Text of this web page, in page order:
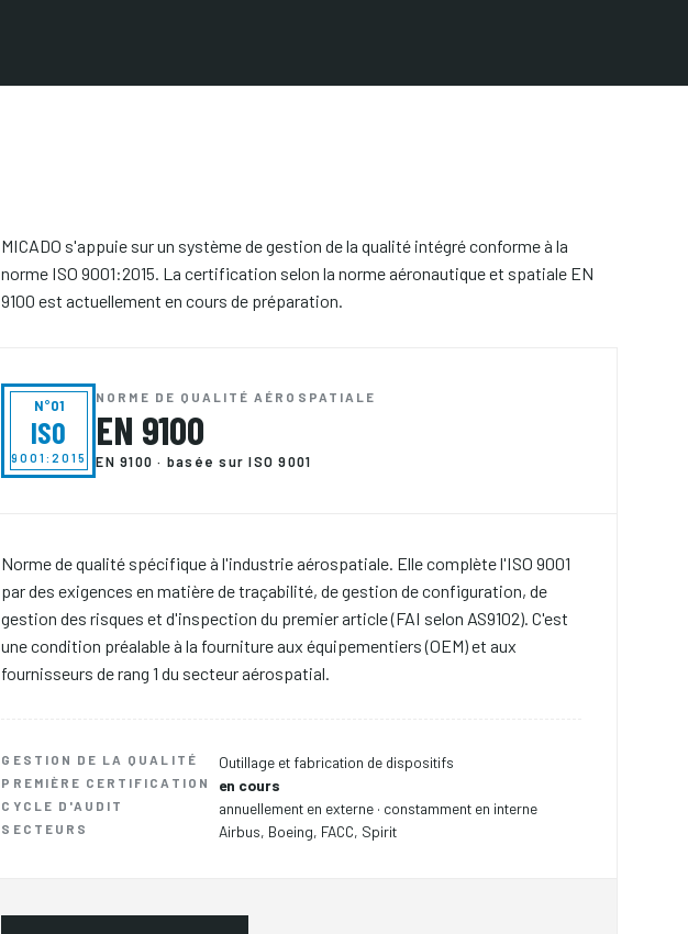
MICADO s'appuie sur un système de gestion de la qualité intégré conforme à la
norme ISO 9001:2015. La certification selon la norme aéronautique et spatiale EN
9100 est actuellement en cours de préparation.
N°01
ISO
9001:2015
NORME DE QUALITÉ AÉROSPATIALE
EN 9100
EN 9100 · basée sur ISO 9001
Norme de qualité spécifique à l'industrie aérospatiale. Elle complète l'ISO 9001
par des exigences en matière de traçabilité, de gestion de configuration, de
gestion des risques et d'inspection du premier article (FAI selon AS9102). C'est
une condition préalable à la fourniture aux équipementiers (OEM) et aux
fournisseurs de rang 1 du secteur aérospatial.
GESTION DE LA QUALITÉ Outillage et fabrication de dispositifs
PREMIÈRE CERTIFICATION en cours
CYCLE D'AUDIT annuellement en externe · constamment en interne
SECTEURS Airbus, Boeing, FACC, Spirit